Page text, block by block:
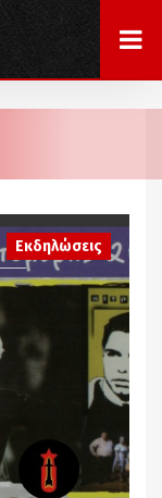
Εκδηλώσεις